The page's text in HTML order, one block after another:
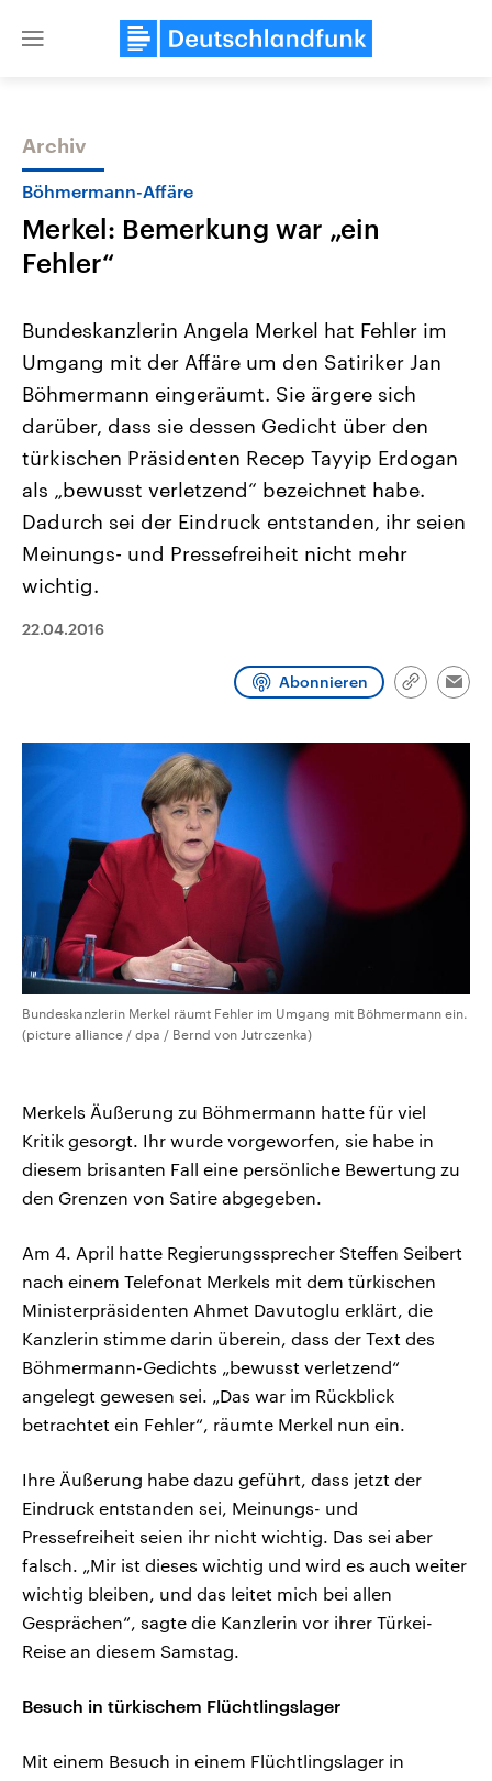
Close
Themen
Landtagswahl Sachsen-Anhalt
2026
Alle Informationen
Sachsen-Anhalt wählt am 6.
September 2026 einen neuen
Landtag. Seit 2021 wird das
Bundesland von einer Koalition aus
Umfragen, Prognosen,
Wahlprogramme, aktuelle Berichte
und Hintergründe zu den Parteien
und Kandidaten der anstehenden
Wahl.
USA
Aktuelle Beiträge,
Hintergründe
Wirtschaftlich und
gehören die Vereinigten
den mächtigsten Ländern
mit großem Einfluss auf
Sendungen Programm Podcasts
Archiv
Böhmermann-Affäre
Merkel: Bemerkung war „ein
Fehler“
Bundeskanzlerin Angela Merkel hat Fehler im
Umgang mit der Affäre um den Satiriker Jan
Böhmermann eingeräumt. Sie ärgere sich
darüber, dass sie dessen Gedicht über den
türkischen Präsidenten Recep Tayyip Erdogan
als „bewusst verletzend“ bezeichnet habe.
Dadurch sei der Eindruck entstanden, ihr seien
Meinungs- und Pressefreiheit nicht mehr
wichtig.
22.04.2016
Abonnieren
Link
Bundeskanzlerin Merkel räumt Fehler im Umgang mit Böhmermann ein.
(picture alliance / dpa / Bernd von Jutrczenka)
Merkels Äußerung zu Böhmermann hatte für viel
Kritik gesorgt. Ihr wurde vorgeworfen, sie habe in
diesem brisanten Fall eine persönliche Bewertung zu
den Grenzen von Satire abgegeben.
Am 4. April hatte Regierungssprecher Steffen Seibert
nach einem Telefonat Merkels mit dem türkischen
Ministerpräsidenten Ahmet Davutoglu erklärt, die
Kanzlerin stimme darin überein, dass der Text des
Böhmermann-Gedichts „bewusst verletzend“
angelegt gewesen sei. „Das war im Rückblick
betrachtet ein Fehler“, räumte Merkel nun ein.
Ihre Äußerung habe dazu geführt, dass jetzt der
Eindruck entstanden sei, Meinungs- und
Pressefreiheit seien ihr nicht wichtig. Das sei aber
falsch. „Mir ist dieses wichtig und wird es auch weiter
wichtig bleiben, und das leitet mich bei allen
Gesprächen“, sagte die Kanzlerin vor ihrer Türkei-
Reise an diesem Samstag.
Besuch in türkischem Flüchtlingslager
Mit einem Besuch in einem Flüchtlingslager in